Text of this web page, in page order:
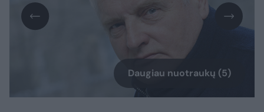
Daugiau nuotraukų (5)